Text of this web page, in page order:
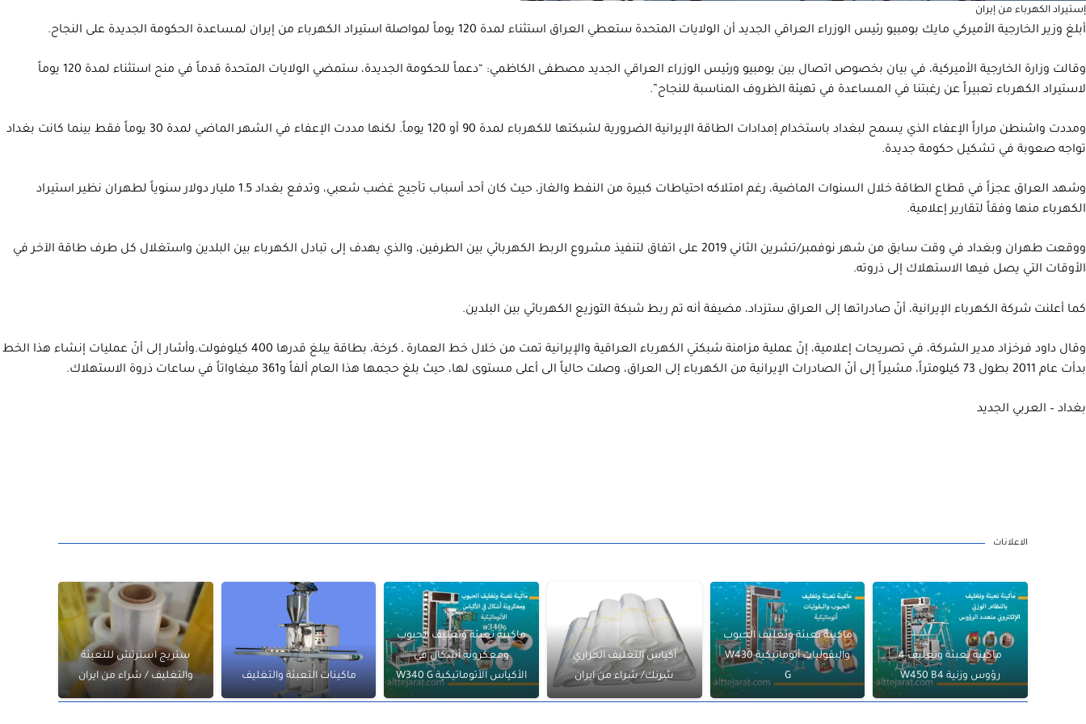
إستيراد الكهرباء من إيران
أبلغ وزير الخارجية الأميركي مايك بومبيو رئيس الوزراء العراقي الجديد أن الولايات المتحدة ستعطي العراق استثناء لمدة 120 يوماً لمواصلة استيراد الكهرباء من إيران لمساعدة الحكومة الجديدة على النجاح.
وقالت وزارة الخارجية الأميركية، في بيان بخصوص اتصال بين بومبيو ورئيس الوزراء العراقي الجديد مصطفى الكاظمي: “دعماً للحكومة الجديدة، ستمضي الولايات المتحدة قدماً في منح استثناء لمدة 120 يوماً
لاستيراد الكهرباء تعبيراً عن رغبتنا في المساعدة في تهيئة الظروف المناسبة للنجاح”.
ومددت واشنطن مراراً الإعفاء الذي يسمح لبغداد باستخدام إمدادات الطاقة الإيرانية الضرورية لشبكتها للكهرباء لمدة 90 أو 120 يوماً. لكنها مددت الإعفاء في الشهر الماضي لمدة 30 يوماً فقط بينما كانت بغداد
تواجه صعوبة في تشكيل حكومة جديدة.
وشهد العراق عجزاً في قطاع الطاقة خلال السنوات الماضية، رغم امتلاكه احتياطات كبيرة من النفط والغاز، حيث كان أحد أسباب تأجيج غضب شعبي، وتدفع بغداد 1.5 مليار دولار سنوياً لطهران نظير استيراد
الكهرباء منها وفقاً لتقارير إعلامية.
ووقعت طهران وبغداد في وقت سابق من شهر نوفمبر/تشرين الثاني 2019 على اتفاق لتنفيذ مشروع الربط الكهربائي بين الطرفين، والذي يهدف إلى تبادل الكهرباء بين البلدين واستغلال كل طرف طاقة الآخر في
الأوقات التي يصل فيها الاستهلاك إلى ذروته.
كما أعلنت شركة الكهرباء الإيرانية، أنّ صادراتها إلى العراق ستزداد، مضيفة أنه تم ربط شبكة التوزيع الكهربائي بين البلدين.
وقال داود فرخزاد مدير الشركة، في تصريحات إعلامية، إنّ عملية مزامنة شبكتي الكهرباء العراقية والإيرانية تمت من خلال خط العمارة ـ كرخة، بطاقة يبلغ قدرها 400 كيلوفولت.وأشار إلى أنّ عمليات إنشاء هذا الخط
بدأت عام 2011 بطول 73 كيلومتراً، مشيراً إلى أنّ الصادرات الإيرانية من الكهرباء إلى العراق، وصلت حالياً الى أعلى مستوى لها، حيث بلغ حجمها هذا العام ألفاً و361 ميغاواتاً في ساعات ذروة الاستهلاك.
بغداد – العربي الجديد
الاعلانات
ماكينة تعبئة وتغليف 4
رؤوس وزنية W450 B4
ماكينة تعبئة وتغليف الحبوب
والبقوليات أتوماتيكية W430
G
أكياس التغليف الحراري
شرنك/ شراء من ايران
ماكينة تعبئة وتغليف الحبوب
ومعكرونة أشكال في
الأكياس الأتوماتيكية W340 G
ماكينات التعبئة والتغليف
ستريج استرتش للتعبئة
والتغليف / شراء من ايران